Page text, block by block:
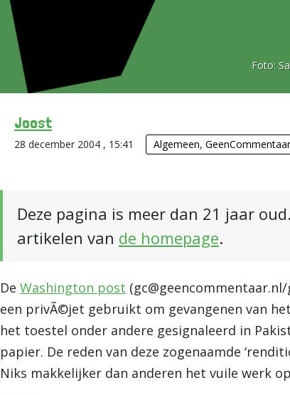
Foto:
Joost
28 december 2004 , 15:41 Algemeen, GeenCommentaar
Deze pagina is meer dan 21 jaar
artikelen van de homepage.
De Washington post (gc@geencommentaar.nl/
een privÃ©jet gebruikt om gevangenen van
het toestel onder andere gesignaleerd in
papier. De reden van deze zogenaamde
Niks makkelijker dan anderen het vuile werk